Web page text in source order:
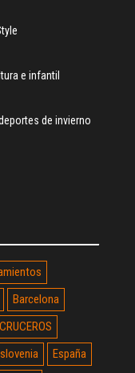
e infantil
de invierno
Barcelona
CRUCEROS
España